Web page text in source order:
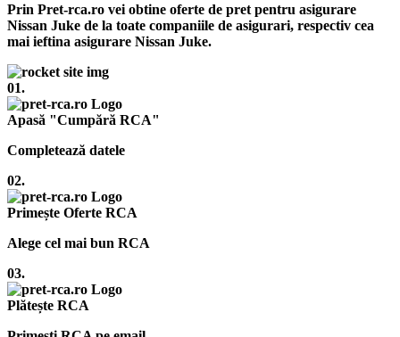
Prin Pret-rca.ro vei obtine oferte de pret pentru asigurare
Nissan Juke de la toate companiile de asigurari, respectiv cea
mai ieftina asigurare Nissan Juke.
01.
Apasă "Cumpără RCA"
Completează datele
02.
Primește Oferte RCA
Alege cel mai bun RCA
03.
Plătește RCA